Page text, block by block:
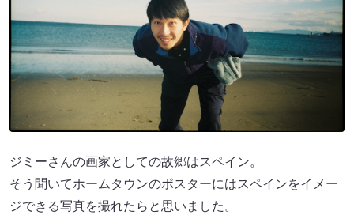
ジミーさんの画家としての故郷はスペイン。
そう聞いてホームタウンのポスターにはスペインをイメー
ジできる写真を撮れたらと思いました。